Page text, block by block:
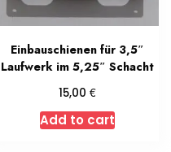
Einbauschienen für 3,5″
Laufwerk im 5,25″ Schacht
15,00 €
Add to cart